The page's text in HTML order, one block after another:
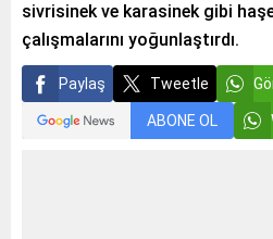
sivrisinek ve karasinek gibi
çalışmalarını yoğunlaştırdı.
Paylaş Tweetle
ABONE OL